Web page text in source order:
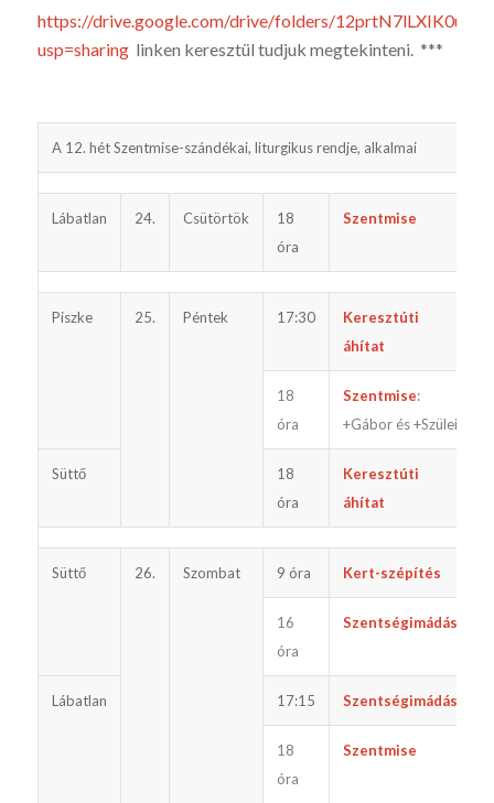
https://drive.google.com/drive/folders/
usp=sharinglinken keresztül tudjuk megtekinteni. ***
A 12. hét Szentmise-szándékai, liturgikus rendje, alkalmai
Lábatlan 24. Csütörtök
18
óra
Szentmise
Piszke 25. Péntek 17:30
Keresztúti
áhítat
18
óra
Szentmise:
+Gábor és +Szülei
Süttő
18
óra
Keresztúti
áhítat
Süttő 26. Szombat 9 óra Kert-szépítés
16
óra
Szentségimádás
Lábatlan 17:15 Szentségimádás
18
óra
Szentmise